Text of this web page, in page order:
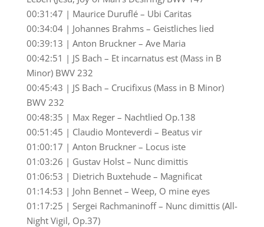
00:31:47 | Maurice Duruflé – Ubi Caritas
00:34:04 | Johannes Brahms – Geistliches lied
00:39:13 | Anton Bruckner – Ave Maria
00:42:51 | JS Bach – Et incarnatus est (Mass in B
Minor) BWV 232
00:45:43 | JS Bach – Crucifixus (Mass in B Minor)
BWV 232
00:48:35 | Max Reger – Nachtlied Op.138
00:51:45 | Claudio Monteverdi – Beatus vir
01:00:17 | Anton Bruckner – Locus iste
01:03:26 | Gustav Holst – Nunc dimittis
01:06:53 | Dietrich Buxtehude – Magnificat
01:14:53 | John Bennet – Weep, O mine eyes
01:17:25 | Sergei Rachmaninoff – Nunc dimittis (All-
Night Vigil, Op.37)